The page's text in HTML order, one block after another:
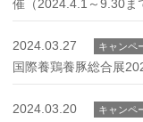
催（2024.4.1～9.30ま
2024.03.27 キャンペ
国際養鶏養豚総合展
2024.03.20 キャンペ